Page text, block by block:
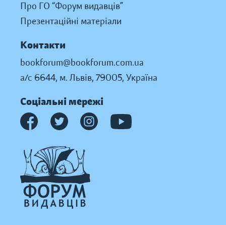
Про ГО “Форум видавців”
Презентаційні матеріали
Контакти
bookforum@bookforum.com.ua
а/с 6644, м. Львів, 79005, Україна
Соціальні мережі